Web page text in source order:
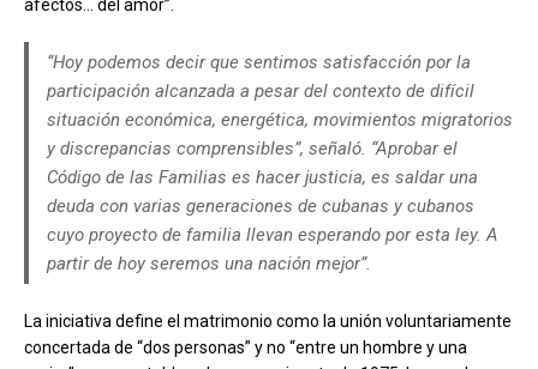
afectos… del amor”.
“Hoy podemos decir que sentimos satisfacción por la
participación alcanzada a pesar del contexto de difícil
situación económica, energética, movimientos migratorios
y discrepancias comprensibles”, señaló. “Aprobar el
Código de las Familias es hacer justicia, es saldar una
deuda con varias generaciones de cubanas y cubanos
cuyo proyecto de familia llevan esperando por esta ley. A
partir de hoy seremos una nación mejor”.
La iniciativa define el matrimonio como la unión voluntariamente
concertada de “dos personas” y no “entre un hombre y una